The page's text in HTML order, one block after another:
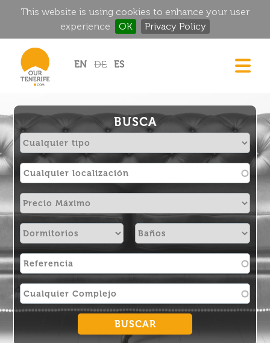
This website is using cookies to enhance your user
experience
OK
Privacy Policy
EN
DE ES
GOURMET
MANSIONES HISTÓRICAS
RINCONES MÁGICOS
GOLF
ALQUILER
DIRECTORIO
BUSCA